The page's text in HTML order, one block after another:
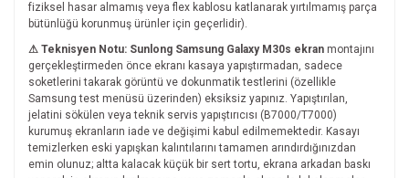
fiziksel hasar almamış veya flex kablosu katlanarak yırtılmamış parça
bütünlüğü korunmuş ürünler için geçerlidir).
⚠ Teknisyen Notu: Sunlong Samsung Galaxy M30s ekran montajını
gerçekleştirmeden önce ekranı kasaya yapıştırmadan, sadece
soketlerini takarak görüntü ve dokunmatik testlerini (özellikle
Samsung test menüsü üzerinden) eksiksiz yapınız. Yapıştırılan,
jelatini sökülen veya teknik servis yapıştırıcısı (B7000/T7000)
kurumuş ekranların iade ve değişimi kabul edilmemektedir. Kasayı
temizlerken eski yapışkan kalıntılarını tamamen arındırdığınızdan
emin olunuz; altta kalacak küçük bir sert tortu, ekrana arkadan baskı